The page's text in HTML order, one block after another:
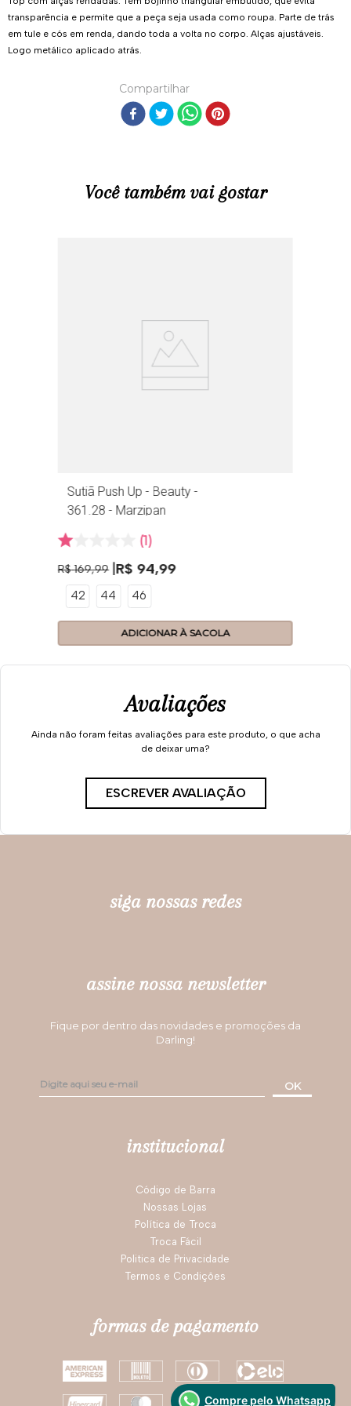
transparência e permite que a peça seja usada como roupa. Parte de trás
em tule e cós em renda, dando toda a volta no corpo. Alças ajustáveis.
Logo metálico aplicado atrás.
Compartilhar
Você também vai gostar
Sutiã Push Up - Beauty -
361.28 - Marzipan
1
R$ 169,99 R$ 94,99
42 44 46
ADICIONAR À SACOLA
Avaliações
Ainda não foram feitas avaliações para este produto, o que acha
de deixar uma?
ESCREVER AVALIAÇÃO
siga nossas redes
assine nossa newsletter
Fique por dentro das novidades e promoções da
Darling!
OK
institucional
Código de Barra
Nossas Lojas
Política de Troca
Troca Fácil
Politica de Privacidade
Termos e Condições
formas de pagamento
Compre pelo Whatsapp